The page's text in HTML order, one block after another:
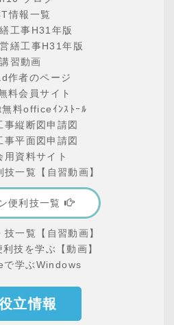
情報一覧
工事H31年版
繕工事H31年版
講習動画
作者のページ
料会員サイト
料officeｲﾝｽﾄｰﾙ
事縦断図申請図
事平面図申請図
用資料サイト
技一覧【自習動画】
便利技一覧
技一覧【自習動画】
技を学ぶ【動画】
で学ぶWindows
立情報